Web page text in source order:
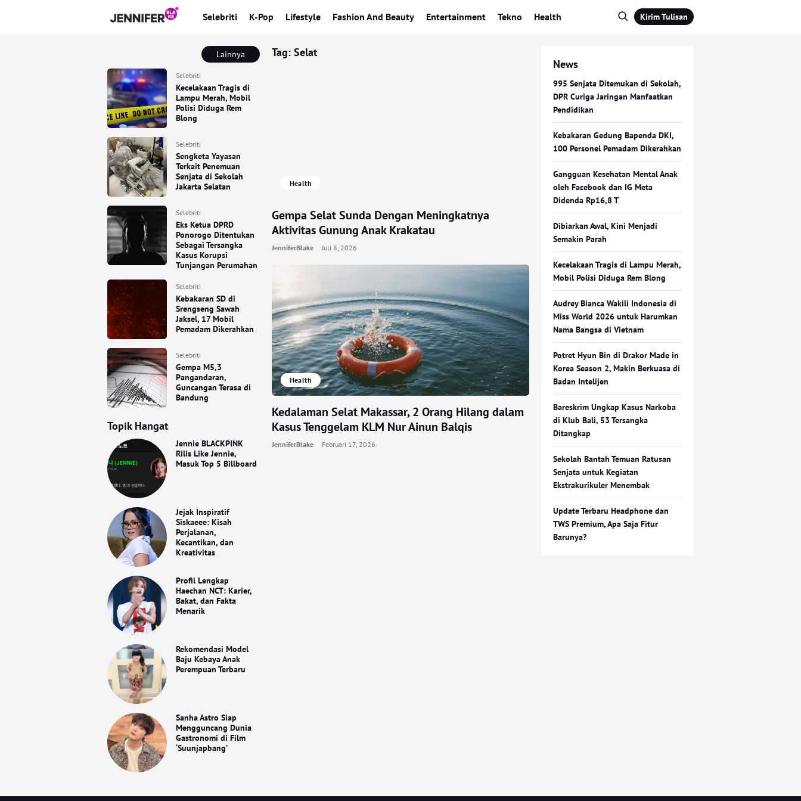
Selebriti K-Pop Lifestyle Fashion And Beauty Entertainment Tekno Health Kirim Tulisan
Lainnya
Selebriti
Kecelakaan Tragis di
Lampu Merah, Mobil
Polisi Diduga Rem
Blong
Selebriti
Sengketa Yayasan
Terkait Penemuan
Senjata di Sekolah
Jakarta Selatan
Selebriti
Eks Ketua DPRD
Ponorogo Ditentukan
Sebagai Tersangka
Kasus Korupsi
Tunjangan Perumahan
Selebriti
Kebakaran SD di
Srengseng Sawah
Jaksel, 17 Mobil
Pemadam Dikerahkan
Selebriti
Gempa M5,3
Pangandaran,
Guncangan Terasa di
Bandung
Topik Hangat
Jennie BLACKPINK
Rilis Like Jennie,
Masuk Top 5 Billboard
Jejak Inspiratif
Siskaeee: Kisah
Perjalanan,
Kecantikan, dan
Kreativitas
Profil Lengkap
Haechan NCT: Karier,
Bakat, dan Fakta
Menarik
Rekomendasi Model
Baju Kebaya Anak
Perempuan Terbaru
Sanha Astro Siap
Mengguncang Dunia
Gastronomi di Film
‘Suunjapbang’
Tag: Selat
Health
Gempa Selat Sunda Dengan Meningkatnya
Aktivitas Gunung Anak Krakatau
JenniferBlake Juli 8, 2026
Health
Kedalaman Selat Makassar, 2 Orang Hilang dalam
Kasus Tenggelam KLM Nur Ainun Balqis
JenniferBlake Februari 17, 2026
News
995 Senjata Ditemukan di Sekolah,
DPR Curiga Jaringan Manfaatkan
Pendidikan
Kebakaran Gedung Bapenda DKI,
100 Personel Pemadam Dikerahkan
Gangguan Kesehatan Mental Anak
oleh Facebook dan IG Meta
Didenda Rp16,8 T
Dibiarkan Awal, Kini Menjadi
Semakin Parah
Kecelakaan Tragis di Lampu Merah,
Mobil Polisi Diduga Rem Blong
Audrey Bianca Wakili Indonesia di
Miss World 2026 untuk Harumkan
Nama Bangsa di Vietnam
Potret Hyun Bin di Drakor Made in
Korea Season 2, Makin Berkuasa di
Badan Intelijen
Bareskrim Ungkap Kasus Narkoba
di Klub Bali, 53 Tersangka
Ditangkap
Sekolah Bantah Temuan Ratusan
Senjata untuk Kegiatan
Ekstrakurikuler Menembak
Update Terbaru Headphone dan
TWS Premium, Apa Saja Fitur
Barunya?